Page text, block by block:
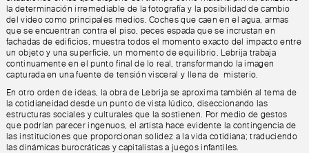
la determinación irremediable de la fotografía y la posibilidad de cambio
del video como principales medios. Coches que caen en el agua, armas
que se encuentran contra el piso, peces espada que se incrustan en
fachadas de edificios, muestra todos el momento exacto del impacto entre
un objeto y una superficie, un momento de equilibrio. Lebrija trabaja
continuamente en el punto final de lo real, transformando la imagen
capturada en una fuente de tensión visceral y llena de misterio.
En otro orden de ideas, la obra de Lebrija se aproxima también al tema de
la cotidianeidad desde un punto de vista lúdico, diseccionando las
estructuras sociales y culturales que la sostienen. Por medio de gestos
que podrían parecer ingenuos, el artista hace evidente la contingencia de
las instituciones que proporcionan solidez a la vida cotidiana; traduciendo
las dinámicas burocráticas y capitalistas a juegos infantiles.